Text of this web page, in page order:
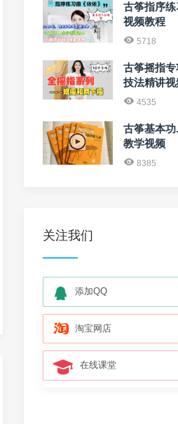
古筝指序
视频教程
5718
古筝摇指
技法精讲视
4535
古筝基本
教学视频
8385
关注我们
添加QQ
淘宝网店
在线课堂